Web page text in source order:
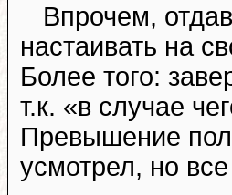
Впрочем,
настаивать на
Более того:
т.к. «в случае
Превышение
усмотрел, но